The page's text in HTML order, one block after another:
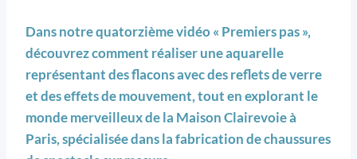
Dans notre quatorzième vidéo « Premiers pas »,
découvrez comment réaliser une aquarelle
représentant des flacons avec des reflets de verre
et des effets de mouvement, tout en explorant le
monde merveilleux de la Maison Clairevoie à
Paris, spécialisée dans la fabrication de chaussures